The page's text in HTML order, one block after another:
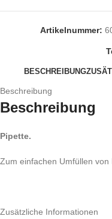
Artikelnummer:
BESCHREIBUNG
Beschreibung
Beschreibung
Pipette.
Zum einfachen Umfüllen von
Zusätzliche Informationen